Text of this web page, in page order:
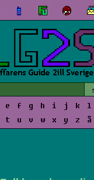
e f g h i j k l
t u v w x y z å